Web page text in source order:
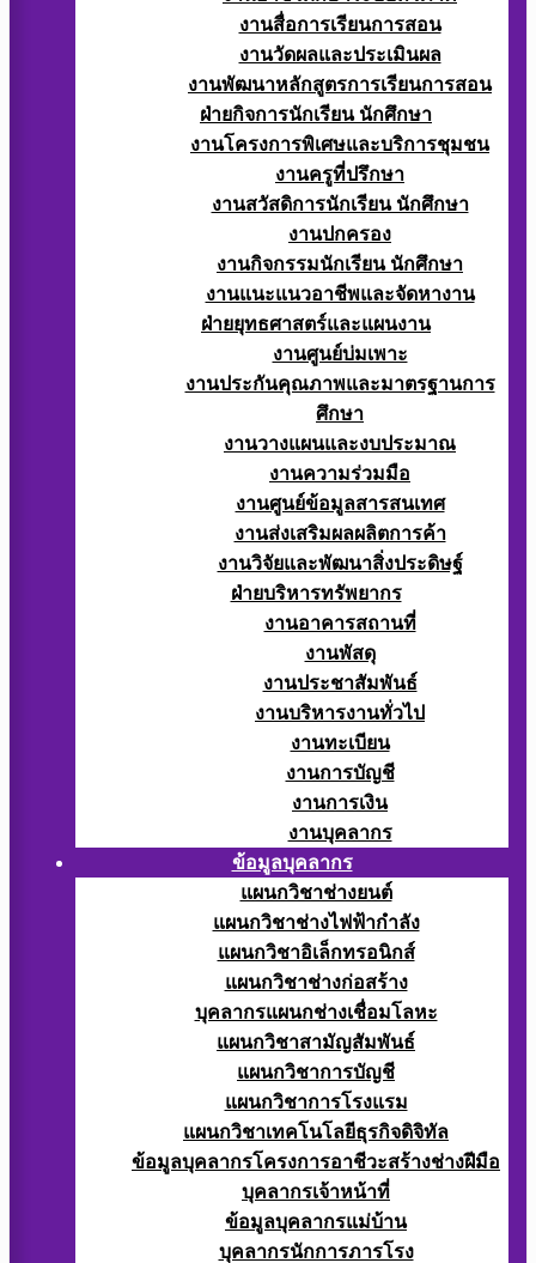
งานสื่อการเรียนการสอน
งานวัดผลและประเมินผล
งานพัฒนาหลักสูตรการเรียนการสอน
ฝ่ายกิจการนักเรียน นักศึกษา
งานโครงการพิเศษและบริการชุมชน
งานครูที่ปรึกษา
งานสวัสดิการนักเรียน นักศึกษา
งานปกครอง
งานกิจกรรมนักเรียน นักศึกษา
งานแนะแนวอาชีพและจัดหางาน
ฝ่ายยุทธศาสตร์และแผนงาน
งานศูนย์บ่มเพาะ
งานประกันคุณภาพและมาตรฐานการ
ศึกษา
งานวางแผนและงบประมาณ
งานความร่วมมือ
งานศูนย์ข้อมูลสารสนเทศ
งานส่งเสริมผลผลิตการค้า
งานวิจัยและพัฒนาสิ่งประดิษฐ์
ฝ่ายบริหารทรัพยากร
งานอาคารสถานที่
งานพัสดุ
งานประชาสัมพันธ์
งานบริหารงานทั่วไป
งานทะเบียน
งานการบัญชี
งานการเงิน
งานบุคลากร
ข้อมูลบุคลากร
แผนกวิชาช่างยนต์
แผนกวิชาช่างไฟฟ้ากำลัง
แผนกวิชาอิเล็กทรอนิกส์
แผนกวิชาช่างก่อสร้าง
บุคลากรแผนกช่างเชื่อมโลหะ
แผนกวิชาสามัญสัมพันธ์
แผนกวิชาการบัญชี
แผนกวิชาการโรงแรม
แผนกวิชาเทคโนโลยีธุรกิจดิจิทัล
ข้อมูลบุคลากรโครงการอาชีวะสร้างช่างฝีมือ
บุคลากรเจ้าหน้าที่
ข้อมูลบุคลากรแม่บ้าน
บุคลากรนักการภารโรง